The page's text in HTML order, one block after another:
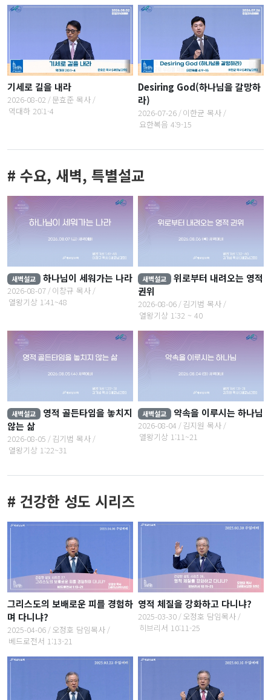
기세로 길을 내라
2026-08-02
문효준 목사
역대하 20:1-4
Desiring God(하나님을 갈망하
라)
2026-07-26 이한균 목사
요한복음 4:9-15
# 수요, 새벽, 특별설교
새벽설교 하나님이 세워가는 나라
2026-08-07 이창규 목사
열왕기상 1:41~48
새벽설교 위로부터 내려오는 영적
권위
2026-08-06 김기범 목사
열왕기상 1:32 ~ 40
새벽설교 영적 골든타임을 놓치지
않는 삶
2026-08-05
김기범 목사
열왕기상 1:22~31
새벽설교 약속을 이루시는 하나님
2026-08-04
김지원 목사
열왕기상 1:11~21
# 건강한 성도 시리즈
그리스도의 보배로운 피를 경험하
며 다니냐?
2025-04-06 오정호 담임목사
베드로전서 1:13-21
영적 체질을 강화하고 다니냐?
2025-03-30 오정호 담임목사
히브리서 10:11-25